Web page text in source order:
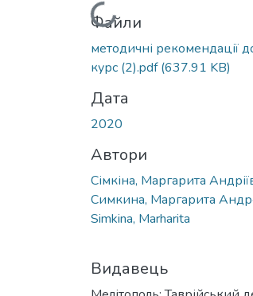
Вантажиться...
Файли
методичні рекомендації
курс (2).pdf(637.91 KB)
Дата
2020
Автори
Сімкіна, Маргарита
Симкина, Маргарита
Simkina, Marharita
Видавець